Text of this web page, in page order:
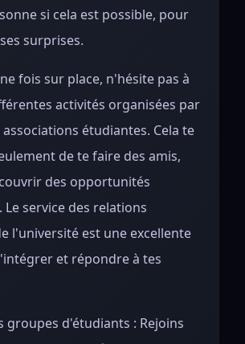
si cela est possible, pour
surprises.
fois sur place, n'hésite pas à
activités organisées par
étudiantes. Cela te
de te faire des amis,
des opportunités
service des relations
l'université est une excellente
et répondre à tes
groupes d'étudiants : Rejoins